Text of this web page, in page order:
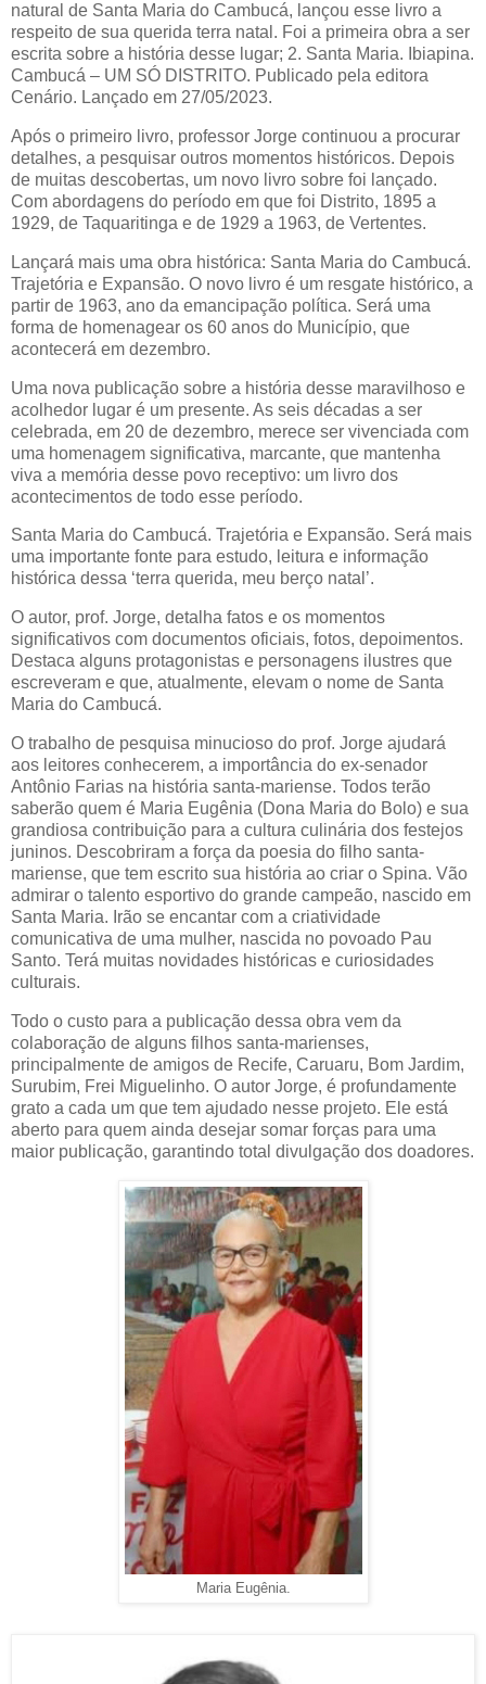
natural de Santa Maria do Cambucá, lançou esse livro a
respeito de sua querida terra natal. Foi a primeira obra a ser
escrita sobre a história desse lugar; 2. Santa Maria. Ibiapina.
Cambucá – UM SÓ DISTRITO. Publicado pela editora
Cenário. Lançado em 27/05/2023.
Após o primeiro livro, professor Jorge continuou a procurar
detalhes, a pesquisar outros momentos históricos. Depois
de muitas descobertas, um novo livro sobre foi lançado.
Com abordagens do período em que foi Distrito, 1895 a
1929, de Taquaritinga e de 1929 a 1963, de Vertentes.
Lançará mais uma obra histórica: Santa Maria do Cambucá.
Trajetória e Expansão. O novo livro é um resgate histórico, a
partir de 1963, ano da emancipação política. Será uma
forma de homenagear os 60 anos do Município, que
acontecerá em dezembro.
Uma nova publicação sobre a história desse maravilhoso e
acolhedor lugar é um presente. As seis décadas a ser
celebrada, em 20 de dezembro, merece ser vivenciada com
uma homenagem significativa, marcante, que mantenha
viva a memória desse povo receptivo: um livro dos
acontecimentos de todo esse período.
Santa Maria do Cambucá. Trajetória e Expansão. Será mais
uma importante fonte para estudo, leitura e informação
histórica dessa ‘terra querida, meu berço natal’.
O autor, prof. Jorge, detalha fatos e os momentos
significativos com documentos oficiais, fotos, depoimentos.
Destaca alguns protagonistas e personagens ilustres que
escreveram e que, atualmente, elevam o nome de Santa
Maria do Cambucá.
O trabalho de pesquisa minucioso do prof. Jorge ajudará
aos leitores conhecerem, a importância do ex-senador
Antônio Farias na história santa-mariense. Todos terão
saberão quem é Maria Eugênia (Dona Maria do Bolo) e sua
grandiosa contribuição para a cultura culinária dos festejos
juninos. Descobriram a força da poesia do filho santa-
mariense, que tem escrito sua história ao criar o Spina. Vão
admirar o talento esportivo do grande campeão, nascido em
Santa Maria. Irão se encantar com a criatividade
comunicativa de uma mulher, nascida no povoado Pau
Santo. Terá muitas novidades históricas e curiosidades
culturais.
Todo o custo para a publicação dessa obra vem da
colaboração de alguns filhos santa-marienses,
principalmente de amigos de Recife, Caruaru, Bom Jardim,
Surubim, Frei Miguelinho. O autor Jorge, é profundamente
grato a cada um que tem ajudado nesse projeto. Ele está
aberto para quem ainda desejar somar forças para uma
maior publicação, garantindo total divulgação dos doadores.
Maria Eugênia.